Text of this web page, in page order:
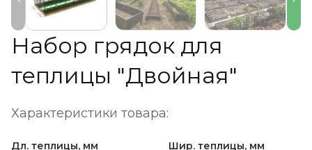
Набор грядок для
теплицы "Двойная"
Характеристики товара:
Дл. теплицы, мм
Шир. теплицы, мм